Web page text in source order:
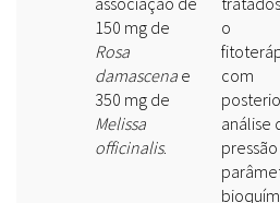
150 mg de
Rosa
damascena e
350 mg de
Melissa
officinalis.
o
com
análise